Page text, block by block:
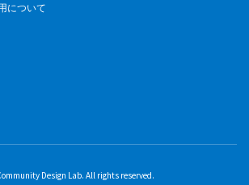
について
Design Lab. All rights reserved.